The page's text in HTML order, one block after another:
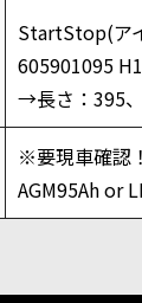
StartStop(ア
605901095
→長さ：395
※要現車確認
AGM95Ah or